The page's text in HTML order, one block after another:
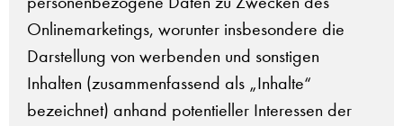
Onlinemarketings, worunter insbesondere die
Darstellung von werbenden und sonstigen
Inhalten (zusammenfassend als „Inhalte“
bezeichnet) anhand potentieller Interessen der